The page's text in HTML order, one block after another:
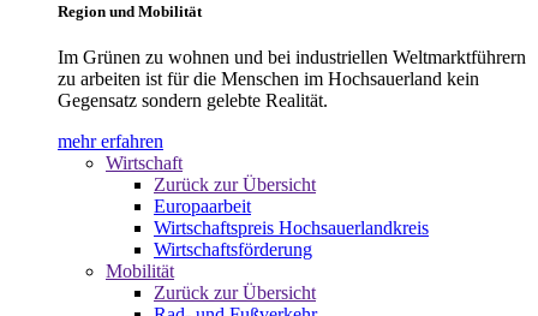
Region und Mobilität
Im Grünen zu wohnen und bei industriellen Weltmarktführern
zu arbeiten ist für die Menschen im Hochsauerland kein
Gegensatz sondern gelebte Realität.
mehr erfahren
Wirtschaft
Zurück zur Übersicht
Europaarbeit
Wirtschaftspreis Hochsauerlandkreis
Wirtschaftsförderung
Mobilität
Zurück zur Übersicht